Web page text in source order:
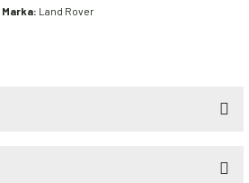
Marka: Land Rover